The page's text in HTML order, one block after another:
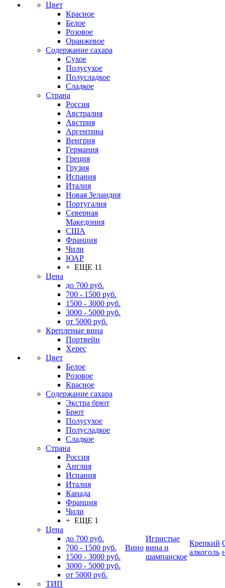
Цвет
Красное
Белое
Розовое
Оранжевое
Содержание сахара
Сухое
Полусухое
Полусладкое
Сладкое
Страна
Россия
Австралия
Австрия
Аргентина
Венгрия
Германия
Греция
Грузия
Испания
Италия
Новая Зеландия
Португалия
Северная
Македония
США
Франция
Чили
ЮАР
+ ЕЩЕ 11
Цена
до 700 руб.
700 - 1500 руб.
1500 - 3000 руб.
3000 - 5000 руб.
от 5000 руб.
Крепленые вина
Портвейн
Херес
Цвет
Белое
Розовое
Красное
Содержание сахара
Экстра брют
Брют
Полусухое
Полусладкое
Сладкое
Страна
Россия
Англия
Испания
Италия
Канада
Франция
Чили
+ ЕЩЕ 1
Цена
до 700 руб.
700 - 1500 руб.
1500 - 3000 руб.
3000 - 5000 руб.
от 5000 руб.
ТИП
Вино
Игристые
вина и
шампанское
Крепкий
алкоголь